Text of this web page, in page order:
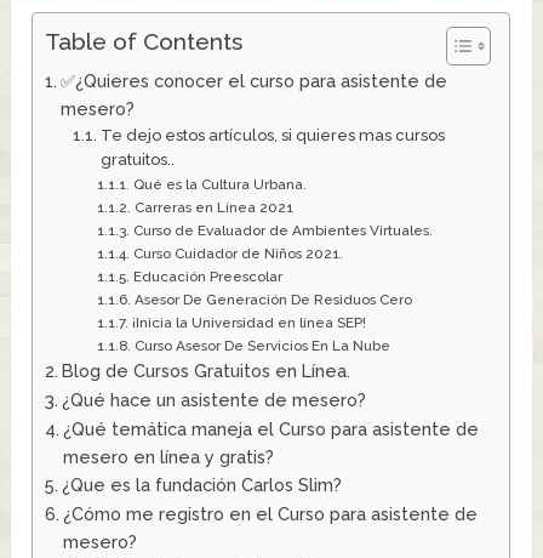
Table of Contents
✅¿Quieres conocer el curso para asistente de
mesero?
Te dejo estos artículos, si quieres mas cursos
gratuitos..
Qué es la Cultura Urbana.
Carreras en Línea 2021
Curso de Evaluador de Ambientes Virtuales.
Curso Cuidador de Niños 2021.
Educación Preescolar
Asesor De Generación De Residuos Cero
¡Inicia la Universidad en línea SEP!
Curso Asesor De Servicios En La Nube
Blog de Cursos Gratuitos en Línea.
¿Qué hace un asistente de mesero?
¿Qué temática maneja el Curso para asistente de
mesero en línea y gratis?
¿Que es la fundación Carlos Slim?
¿Cómo me registro en el Curso para asistente de
mesero?